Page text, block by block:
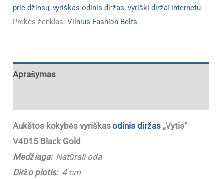
prie džinsų,vyriškas odinis diržas,vyriški diržai internetu
Prekės ženklas:Vilnius Fashion Belts
Aprašymas
Aukštos kokybės vyriškasodinis diržas „Vytis”
V4015 Black Gold
Medžiaga: Natūrali oda
Diržo plotis:4 cm